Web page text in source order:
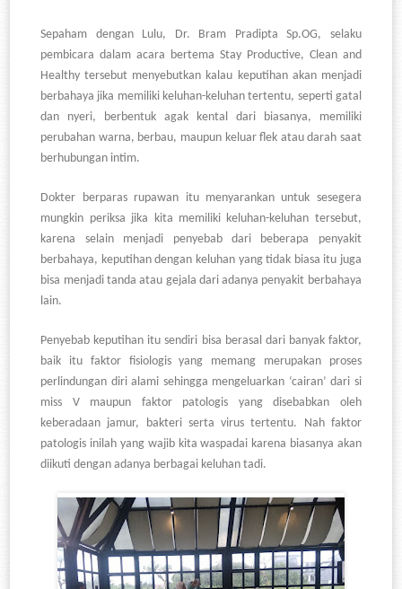
Sepaham dengan Lulu, Dr. Bram Pradipta Sp.OG, selaku
pembicara dalam acara bertema Stay Productive, Clean and
Healthy tersebut menyebutkan kalau keputihan akan menjadi
berbahaya jika memiliki keluhan-keluhan tertentu, seperti gatal
dan nyeri, berbentuk agak kental dari biasanya, memiliki
perubahan warna, berbau, maupun keluar flek atau darah saat
berhubungan intim.
Dokter berparas rupawan itu menyarankan untuk sesegera
mungkin periksa jika kita memiliki keluhan-keluhan tersebut,
karena selain menjadi penyebab dari beberapa penyakit
berbahaya, keputihan dengan keluhan yang tidak biasa itu juga
bisa menjadi tanda atau gejala dari adanya penyakit berbahaya
lain.
Penyebab keputihan itu sendiri bisa berasal dari banyak faktor,
baik itu faktor fisiologis yang memang merupakan proses
perlindungan diri alami sehingga mengeluarkan ‘cairan’ dari si
miss V maupun faktor patologis yang disebabkan oleh
keberadaan jamur, bakteri serta virus tertentu. Nah faktor
patologis inilah yang wajib kita waspadai karena biasanya akan
diikuti dengan adanya berbagai keluhan tadi.